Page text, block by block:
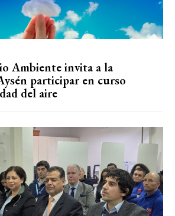
Ambiente invita a la
participar en curso
del aire